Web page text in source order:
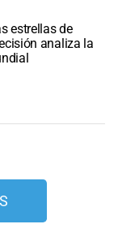
estrellas de
analiza la